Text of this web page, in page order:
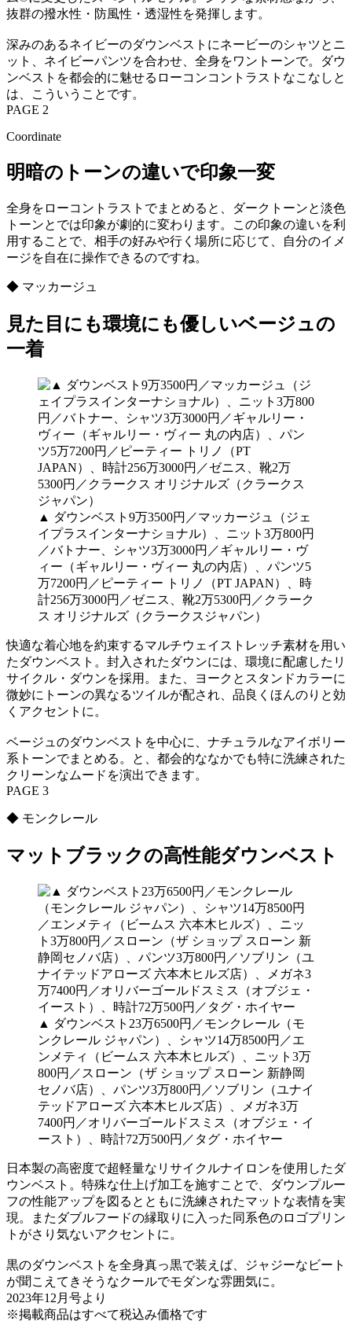
抜群の撥水性・防風性・透湿性を発揮します。
深みのあるネイビーのダウンベストにネービーのシャツとニ
ット、ネイビーパンツを合わせ、全身をワントーンで。ダウ
ンベストを都会的に魅せるローコンコントラストなこなしと
は、こういうことです。
PAGE 2
Coordinate
明暗のトーンの違いで印象一変
全身をローコントラストでまとめると、ダークトーンと淡色
トーンとでは印象が劇的に変わります。この印象の違いを利
用することで、相手の好みや行く場所に応じて、自分のイメ
ージを自在に操作できるのですね。
◆ マッカージュ
見た目にも環境にも優しいベージュの
一着
▲ ダウンベスト9万3500円／マッカージュ（ジェ
イプラスインターナショナル）、ニット3万800円
／バトナー、シャツ3万3000円／ギャルリー・ヴ
ィー（ギャルリー・ヴィー 丸の内店）、パンツ5
万7200円／ピーティー トリノ（PT JAPAN）、時
計256万3000円／ゼニス、靴2万5300円／クラーク
ス オリジナルズ（クラークスジャパン）
快適な着心地を約束するマルチウェイストレッチ素材を用い
たダウンベスト。封入されたダウンには、環境に配慮したリ
サイクル・ダウンを採用。また、ヨークとスタンドカラーに
微妙にトーンの異なるツイルが配され、品良くほんのりと効
くアクセントに。
ベージュのダウンベストを中心に、ナチュラルなアイボリー
系トーンでまとめる。と、都会的ななかでも特に洗練された
クリーンなムードを演出できます。
PAGE 3
◆ モンクレール
マットブラックの高性能ダウンベスト
▲ ダウンベスト23万6500円／モンクレール（モ
ンクレール ジャパン）、シャツ14万8500円／エ
ンメティ（ビームス 六本木ヒルズ）、ニット3万
800円／スローン（ザ ショップ スローン 新静岡
セノバ店）、パンツ3万800円／ソブリン（ユナイ
テッドアローズ 六本木ヒルズ店）、メガネ3万
7400円／オリバーゴールドスミス（オブジェ・イ
ースト）、時計72万500円／タグ・ホイヤー
日本製の高密度で超軽量なリサイクルナイロンを使用したダ
ウンベスト。特殊な仕上げ加工を施すことで、ダウンプルー
フの性能アップを図るとともに洗練されたマットな表情を実
現。またダブルフードの縁取りに入った同系色のロゴプリン
トがさり気ないアクセントに。
黒のダウンベストを全身真っ黒で装えば、ジャジーなビート
が聞こえてきそうなクールでモダンな雰囲気に。
2023年12月号より
※掲載商品はすべて税込み価格です